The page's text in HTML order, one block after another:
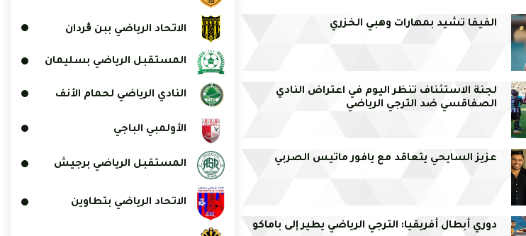
الفيفا تشيد بمهارات وهبي الخزري
لجنة الاستئناف تنظر اليوم في اعتراض النادي
الصفاقسي ضد الترجي الرياضي
عزيز السايحي يتعاقد مع يافور ماتيس الصربي
دوري أبطال أفريقيا: الترجي الرياضي يطير إلى باماكو
الاتحاد الرياضي ببن ڨردان
المستقبل الرياضي بسليمان
النادي الرياضي لحمام الأنف
الأولمبي الباجي
المستقبل الرياضي برجيش
الاتحاد الرياضي بتطاوين